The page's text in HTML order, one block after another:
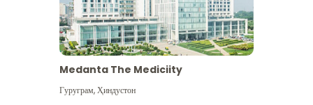
Medanta The Mediciity
Гуруграм,Ҳиндустон